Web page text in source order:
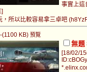
事實上這
，所以比較容易拿三卓吧
-(1100 KB) 預覽
無題
[18/02/